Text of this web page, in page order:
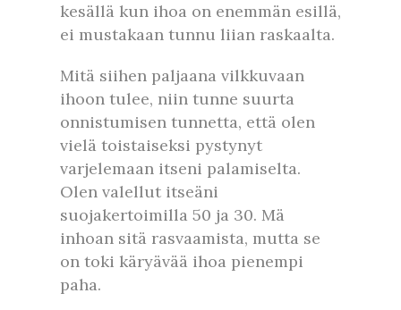
kesällä kun ihoa on enemmän esillä,
ei mustakaan tunnu liian raskaalta.
Mitä siihen paljaana vilkkuvaan
ihoon tulee, niin tunne suurta
onnistumisen tunnetta, että olen
vielä toistaiseksi pystynyt
varjelemaan itseni palamiselta.
Olen valellut itseäni
suojakertoimilla 50 ja 30. Mä
inhoan sitä rasvaamista, mutta se
on toki käryävää ihoa pienempi
paha.